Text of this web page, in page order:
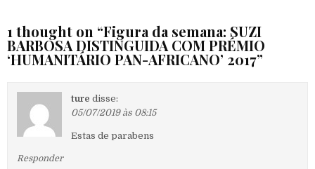
1 thought on “Figura da semana: SUZI
BARBOSA DISTINGUIDA COM PRÉMIO
‘HUMANITÁRIO PAN-AFRICANO’ 2017”
ture disse:
05/07/2019 às 08:15
Estas de parabens
Responder